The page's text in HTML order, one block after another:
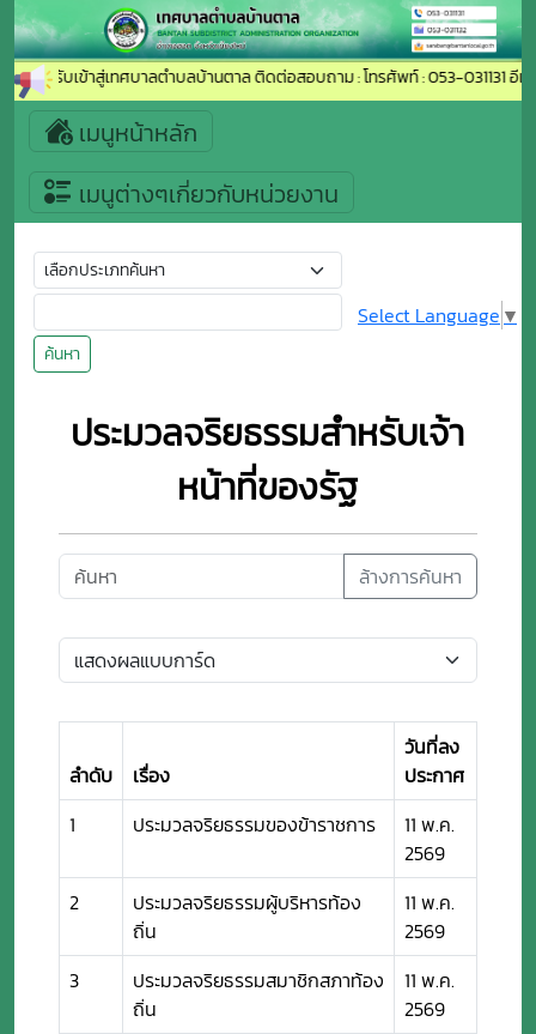
ต้อนรับเข้าสู่เทศบาลตำบลบ้านตาล ติดต่อสอบถาม : โทรศัพท์ : 053-031131 อีเม
เมนูหน้าหลัก
เมนูต่างๆเกี่ยวกับหน่วยงาน
ค้นหา
Select Language ▼
ประมวลจริยธรรมสำหรับเจ้า
หน้าที่ของรัฐ
ล้างการค้นหา
ลำดับ เรื่อง
วันที่ลง
ประกาศ
1
ประมวลจริยธรรมของข้าราชการ
11 พ.ค.
2569
2
ประมวลจริยธรรมผู้บริหารท้อง
ถิ่น
11 พ.ค.
2569
3
ประมวลจริยธรรมสมาชิกสภาท้อง
ถิ่น
11 พ.ค.
2569